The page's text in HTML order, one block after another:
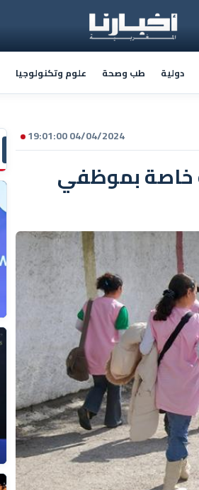
دولية طب وصحة علوم وتكنولوجيا
04/04/2024 19:01:00
خاصة بموظفي